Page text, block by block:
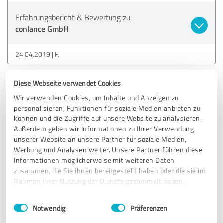
Diese Webseite verwendet Cookies
Wir verwenden Cookies, um Inhalte und Anzeigen zu
personalisieren, Funktionen für soziale Medien anbieten zu
können und die Zugriffe auf unsere Website zu analysieren.
Außerdem geben wir Informationen zu Ihrer Verwendung
unserer Website an unsere Partner für soziale Medien,
Werbung und Analysen weiter. Unsere Partner führen diese
Informationen möglicherweise mit weiteren Daten
zusammen, die Sie ihnen bereitgestellt haben oder die sie im
Rahmen Ihrer Nutzung der Dienste gesammelt haben.
Impressum Datenschutzbestimmungen
Einwilligungsauswahl
Notwendig Präferenzen
Erfahrungsbericht & Bewertung zu:
conlance GmbH
24.04.2019 F.
5,00 von 5
SEHR GUT Empfehlung
Die Zusammenarbeit im Rahmen eines agilen
Entwicklungsprojektes war ausgezeichnet. Anforderungen
wurden fast immer auf Anhieb verstanden, wenn etwas
unklar war, kamen stets sinnvolle Rückfragen. Denkfehler
in unseren Anforderungen wurden eigenständig erkannt
wert auf ein vernünftiges Testvorgehen, eine Mindest-
Testcoverage war für alle Entwickler verpflichtend